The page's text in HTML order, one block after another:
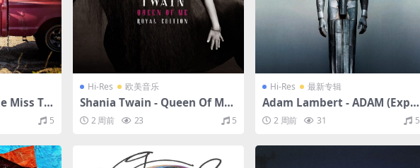
Miss Tw
/650M） 5
Hi-Res 欧美音乐
Shania Twain - Queen Of Me
(Royal Edition)（2023/FLAC/
分轨/641M）(24bit/44.1kHz)
2 周前 23 5
Hi-Res 最新专辑
Adam Lambert - ADAM (Expli
cit)（2026/FLAC/分轨/503M）
(24bit/48kHz)
2 周前 31 5